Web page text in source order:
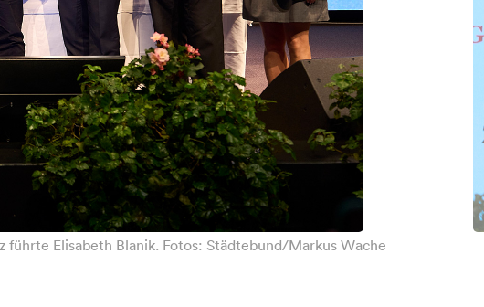
Elisabeth Blanik. Fotos: Städtebund/Markus Wache